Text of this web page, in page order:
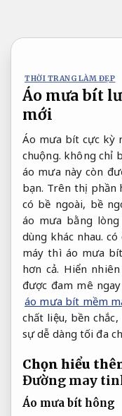
nội
THỜI TRANG LÀM ĐẸP
Áo mưa bít
mới
Áo mưa bít cực kỳ
chuộng. không chỉ
áo mưa này còn
bạn. Trên thị phần
có bề ngoài, bề
áo mưa bằng
dùng khác nhau.
máy thì áo mưa
hơn cả. Hiển
được đam mê
áo mưa bít mềm
chất liệu, bền
sự dễ dàng tối đa
Chọn hiểu
Đường may
Áo mưa bít hông